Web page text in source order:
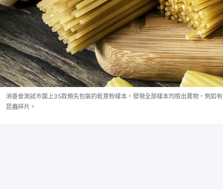
消委會測試市面上35款預先包裝的乾意粉樣本，發現全部樣本均檢出異物，例如有
昆蟲碎片。